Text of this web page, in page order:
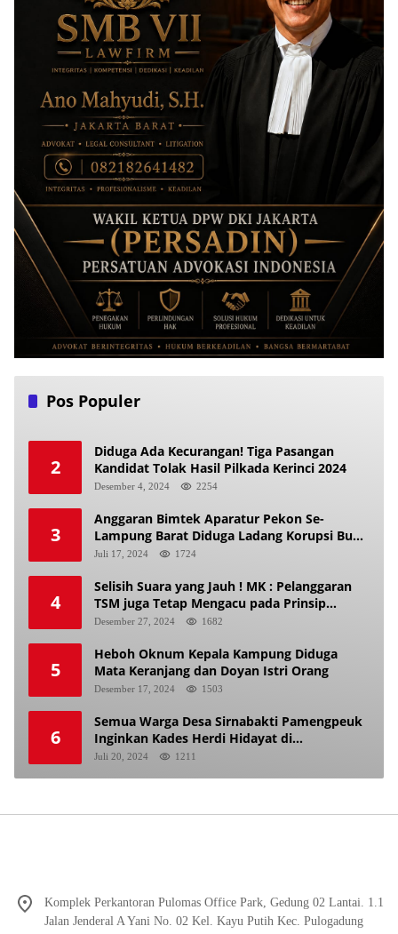
Pos Populer
2
Diduga Ada Kecurangan! Tiga Pasangan
Kandidat Tolak Hasil Pilkada Kerinci 2024
Desember 4, 2024 2254
3
Anggaran Bimtek Aparatur Pekon Se-
Lampung Barat Diduga Ladang Korupsi Buat
Makan Anak Istri
Juli 17, 2024 1724
4
Selisih Suara yang Jauh ! MK : Pelanggaran
TSM juga Tetap Mengacu pada Prinsip
Keadilan Pemilu
Desember 27, 2024 1682
5
Heboh Oknum Kepala Kampung Diduga
Mata Keranjang dan Doyan Istri Orang
Desember 17, 2024 1503
6
Semua Warga Desa Sirnabakti Pamengpeuk
Inginkan Kades Herdi Hidayat di
Berhentikan Dari Jabatan nya
Juli 20, 2024 1211
Komplek Perkantoran Pulomas Office Park, Gedung 02 Lantai. 1.1
Jalan Jenderal A Yani No. 02 Kel. Kayu Putih Kec. Pulogadung